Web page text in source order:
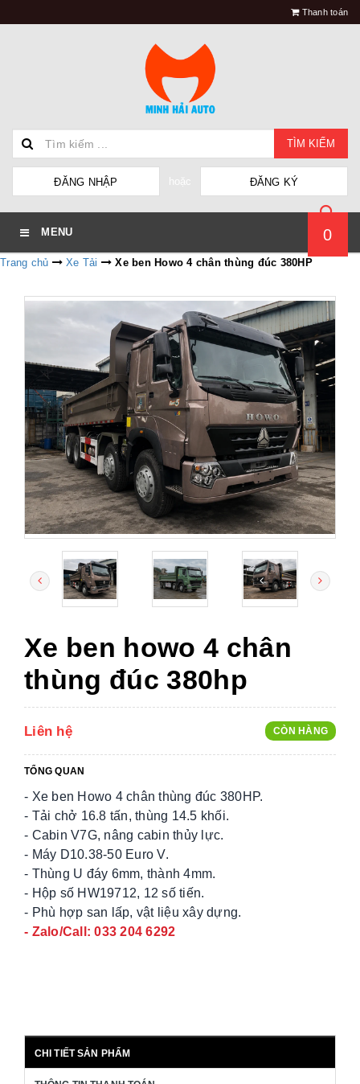
Thanh toán
TÌM KIẾM
ĐĂNG NHẬP hoặc ĐĂNG KÝ
MENU 0
Trang chủ Xe Tải Xe ben Howo 4 chân thùng đúc 380HP
Xe ben howo 4 chân
thùng đúc 380hp
Liên hệ CÒN HÀNG
TỔNG QUAN
- Xe ben Howo 4 chân thùng đúc 380HP.
- Tải chở 16.8 tấn, thùng 14.5 khối.
- Cabin V7G, nâng cabin thủy lực.
- Máy D10.38-50 Euro V.
- Thùng U đáy 6mm, thành 4mm.
- Hộp số HW19712, 12 số tiến.
- Phù hợp san lấp, vật liệu xây dựng.
- Zalo/Call: 033 204 6292
CHI TIẾT SẢN PHẨM